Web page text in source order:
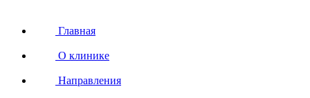
Главная
О клинике
Направления